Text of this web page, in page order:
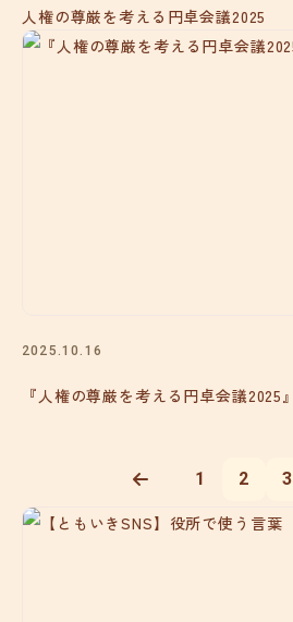
人権の尊厳を考える円卓会議2025
2025.10.16
『人権の尊厳を考える円卓会議2025』
1 2 3